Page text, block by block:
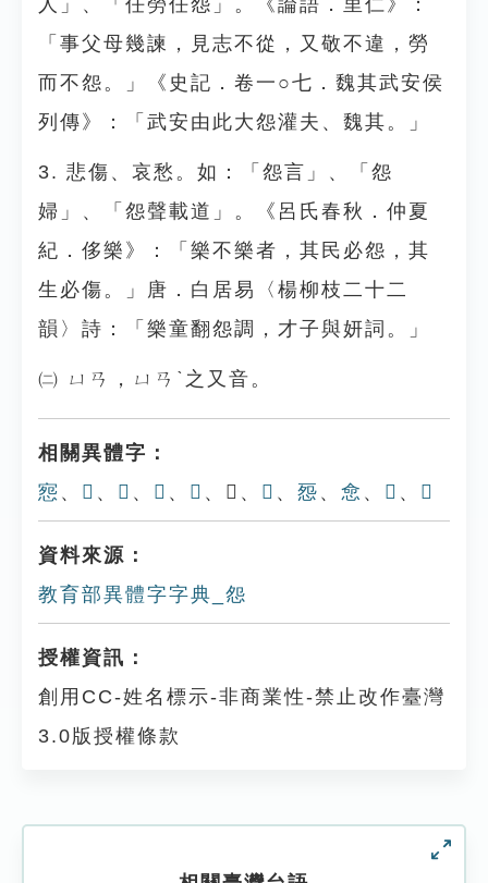
人」、「任勞任怨」。《論語．里仁》：
「事父母幾諫，見志不從，又敬不違，勞
而不怨。」《史記．卷一○七．魏其武安侯
列傳》：「武安由此大怨灌夫、魏其。」
3. 悲傷、哀愁。如：「怨言」、「怨
婦」、「怨聲載道」。《呂氏春秋．仲夏
紀．侈樂》：「樂不樂者，其民必怨，其
生必傷。」唐．白居易〈楊柳枝二十二
韻〉詩：「樂童翻怨調，才子與妍詞。」
㈡ ㄩㄢ，ㄩㄢˋ之又音。
相關異體字：
惌 、 𠈢 、 𠨛 、 𠨝 、 𢖭 、𢘖、 𢘔 、 㤪 、 㥐 、 𢛪 、 𢘈
資料來源：
教育部異體字字典_怨
授權資訊：
創用CC-姓名標示-非商業性-禁止改作臺灣
3.0版授權條款